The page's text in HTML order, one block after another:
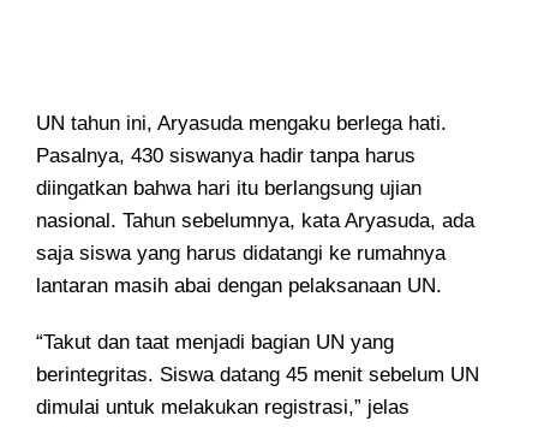
UN tahun ini, Aryasuda mengaku berlega hati.
Pasalnya, 430 siswanya hadir tanpa harus
diingatkan bahwa hari itu berlangsung ujian
nasional. Tahun sebelumnya, kata Aryasuda, ada
saja siswa yang harus didatangi ke rumahnya
lantaran masih abai dengan pelaksanaan UN.
“Takut dan taat menjadi bagian UN yang
berintegritas. Siswa datang 45 menit sebelum UN
dimulai untuk melakukan registrasi,” jelas